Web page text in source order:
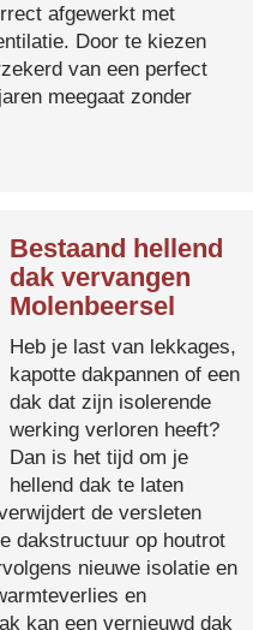
afgewerkt met
Door te kiezen
van een perfect
meegaat zonder
Bestaand hellend
dak vervangen
Molenbeersel
Heb je last van lekkages,
kapotte dakpannen of een
dak dat zijn isolerende
werking verloren heeft?
Dan is het tijd om je
hellend dak te laten
de versleten
dakstructuur op houtrot
nieuwe isolatie en
en
kan een vernieuwd dak